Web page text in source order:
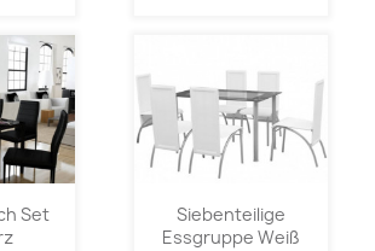
Set
Siebenteilige
Essgruppe Weiß